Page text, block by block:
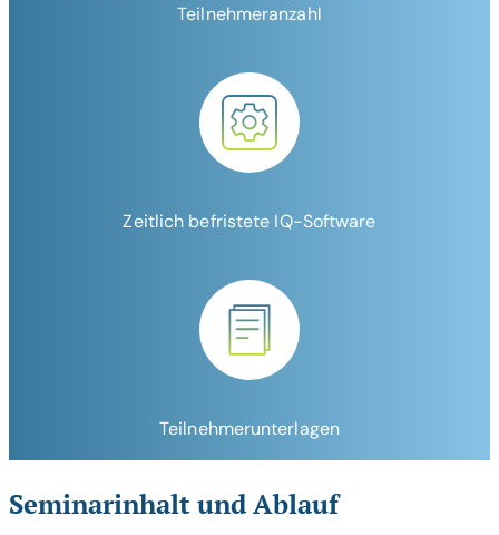
Teilnehmeranzahl
Zeitlich befristete IQ-Software
Teilnehmerunterlagen
Seminarinhalt und Ablauf